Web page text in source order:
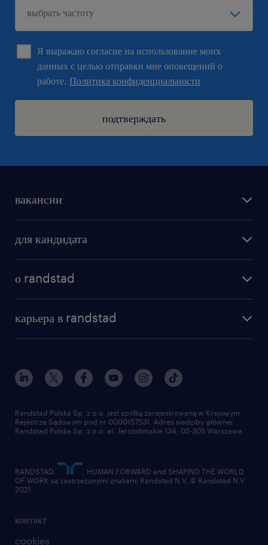
Я выражаю согласие на использование моих
данных с целью отправки мне оповещений о
работе. Политика конфиденциальности
подтверждать
вакансии
бонусы для работников
для кандидата
о randstad
институт исследований randstad
для медиа
для поставщиков
карьера в randstad
наш мир
работа в randstad
отправить резюме
контакт
cookies
Randstad Polska Sp. z o.o. jest spółką zarejestrowaną w Krajowym
Rejestrze Sądowym pod nr 0000157531. Adres siedziby głównej
Randstad Polska Sp. z o.o. al. Jerozolimskie 134, 02-305 Warszawa.
RANDSTAD,
, HUMAN FORWARD and SHAPING THE WORLD
OF WORK są zastrzeżonymi znakami Randstad N.V. © Randstad N.V
2021